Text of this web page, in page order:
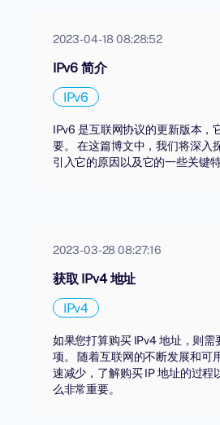
2023-04-18 08:28:52
IPv6 简介
IPv6
IPv6 是互联网协议的更新版本，
要。 在这篇博文中，我们将深入
引入它的原因以及它的一些关键特
2023-03-28 08:27:16
获取 IPv4 地址
IPv4
如果您打算购买 IPv4 地址，则需
项。 随着互联网的不断发展和可
速减少，了解购买 IP 地址的过程
么非常重要。